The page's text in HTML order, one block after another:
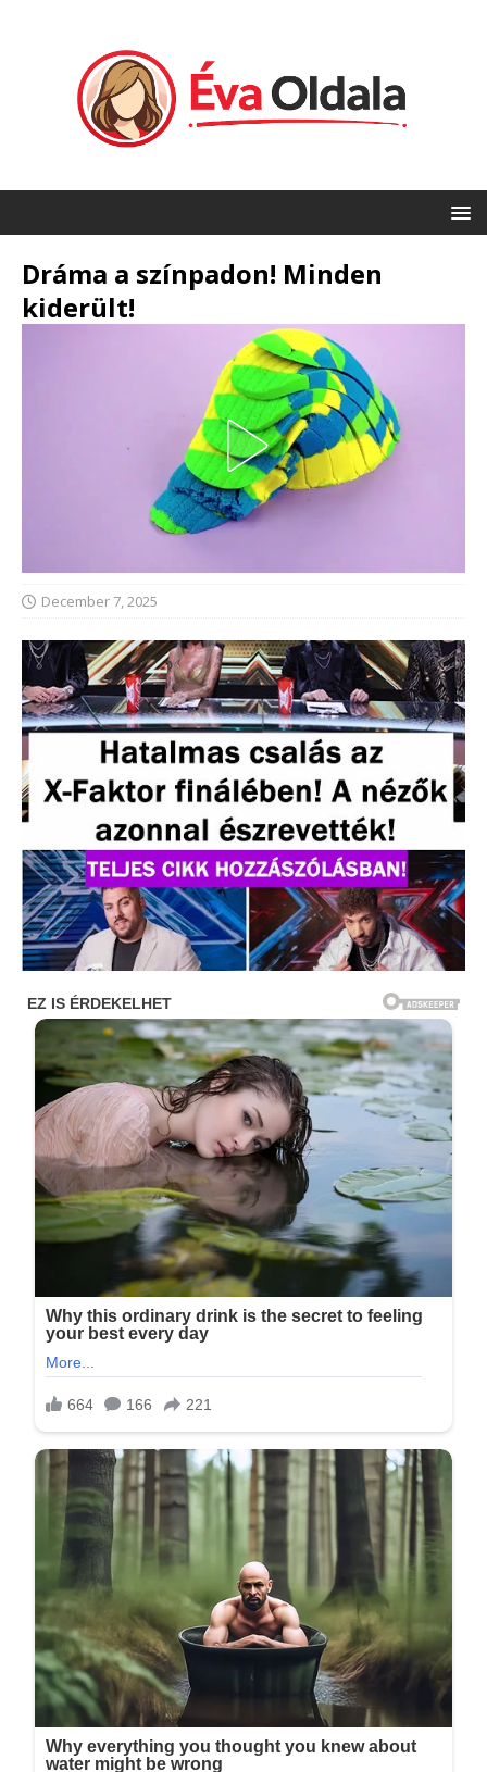
Dráma a színpadon! Minden
kiderült!
December 7, 2025